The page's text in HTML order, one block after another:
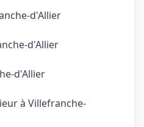
d'Allier
d'Allier
d'Allier
à Villefranche-